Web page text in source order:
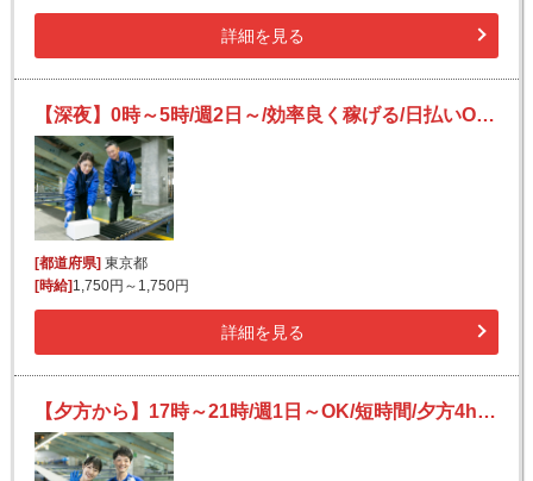
詳細を見る
【深夜】0時～5時/週2日～/効率良く稼げる/日払いOK(規定有)/副業可/フリーター活躍/未経験歓迎
[都道府県]東京都
[時給]1,750円～1,750円
詳細を見る
【夕方から】17時～21時/週1日～OK/短時間/夕方4hでサクッと稼げる/簡単仕分け作業！